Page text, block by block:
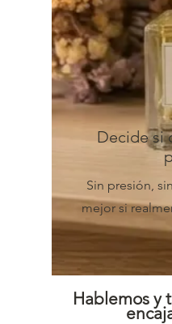
Decide si
Sin presión,
mejor si
Hablemos y